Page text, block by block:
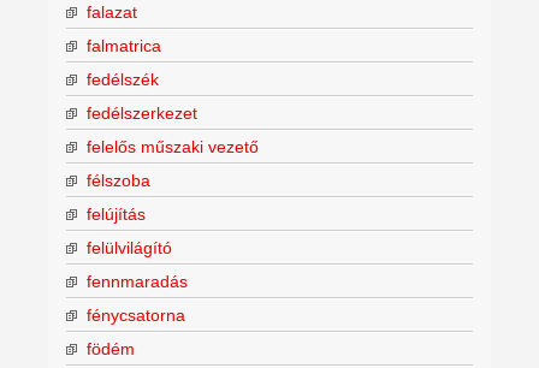
falazat
falmatrica
fedélszék
fedélszerkezet
felelős műszaki vezető
félszoba
felújítás
felülvilágító
fennmaradás
fénycsatorna
födém